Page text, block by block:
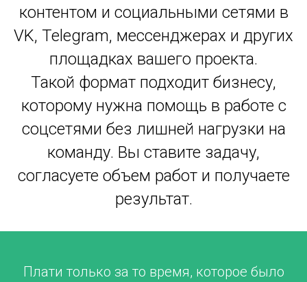
контентом и социальными сетями в
VK, Telegram, мессенджерах и других
площадках вашего проекта.
Такой формат подходит бизнесу,
которому нужна помощь в работе с
соцсетями без лишней нагрузки на
команду. Вы ставите задачу,
согласуете объем работ и получаете
результат.
Плати только за то время, которое было